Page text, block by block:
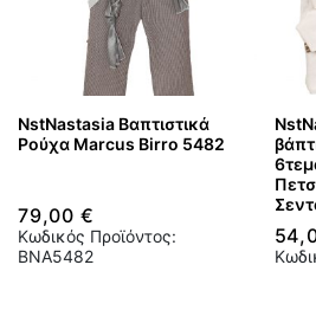
NstNastasia Βαπτιστικά
Ρούχα Marcus Birro 5482
79,00 €
Κωδικός Προϊόντος:
BNA5482